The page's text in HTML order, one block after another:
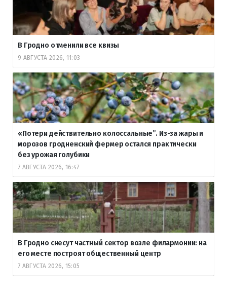
В Гродно отменили все квизы
9 АВГУСТА 2026, 11:03
«Потери действительно колоссальные”. Из-за жары и
морозов гродненский фермер остался практически
без урожая голубики
7 АВГУСТА 2026, 16:47
В Гродно снесут частный сектор возле филармонии: на
его месте построят общественный центр
7 АВГУСТА 2026, 15:05